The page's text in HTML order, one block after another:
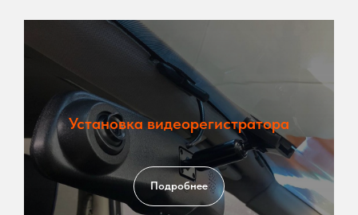
Установка видеорегистратора
Подробнее